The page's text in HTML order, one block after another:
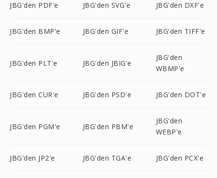
JBG'den PDF'e JBG'den SVG'e JBG'den DXF'e
JBG'den BMP'e JBG'den GIF'e JBG'den TIFF'e
JBG'den PLT'e JBG'den JBIG'e
JBG'den
WBMP'e
JBG'den CUR'e JBG'den PSD'e JBG'den DOT'e
JBG'den PGM'e JBG'den PBM'e
JBG'den
WEBP'e
JBG'den JP2'e JBG'den TGA'e JBG'den PCX'e